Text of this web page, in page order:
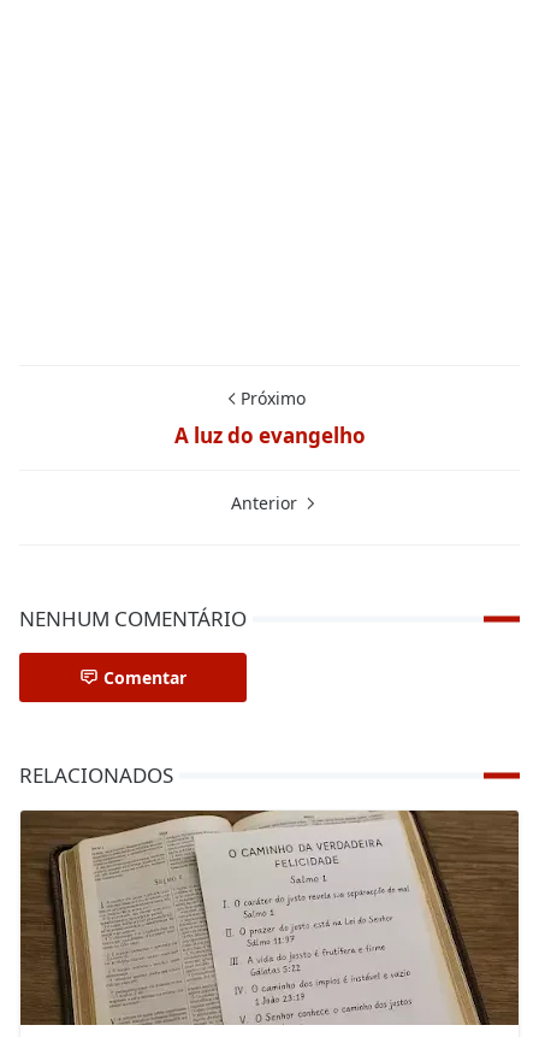
Próximo
A luz do evangelho
Anterior
NENHUM COMENTÁRIO
Comentar
RELACIONADOS